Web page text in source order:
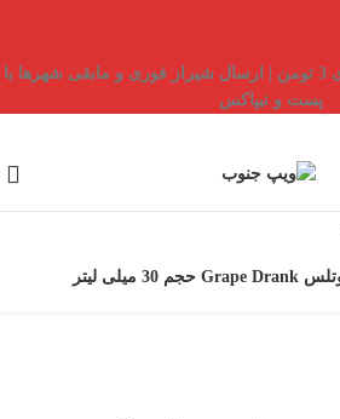
ارسال رایگان برای خرید بالای 3 تومن | ارسال شیراز فوری و مابقی شهرها با
پست و تیپاکس